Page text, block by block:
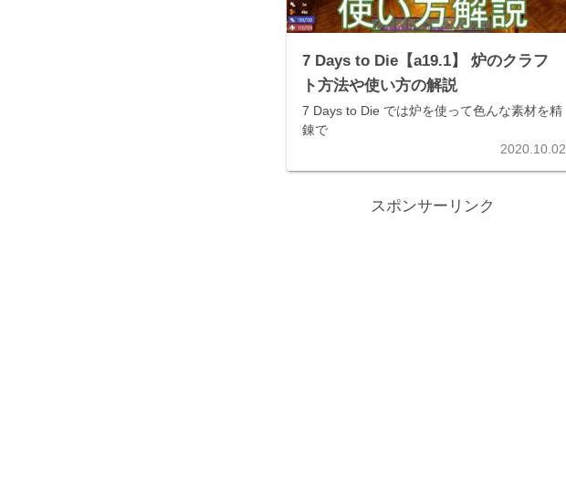
7 Days to Die【a19.1】 炉のクラフ
ト方法や使い方の解説
7 Days to Die では炉を使って色んな素材を精
錬で
2020.10.02
スポンサーリンク